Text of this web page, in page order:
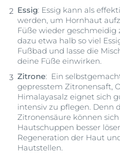
Essig: Essig kann als
werden, um Hornhaut
Füße wieder geschmeidig
dazu etwa halb so viel
Fußbad und lasse die
deine Füße einwirken.
Zitrone: Ein
gepresstem Zitronensaft,
Himalayasalz eignet sich
intensiv zu pflegen. Denn
Zitronensäure können
Hautschuppen besser
Regeneration der Haut
Hautstellen.